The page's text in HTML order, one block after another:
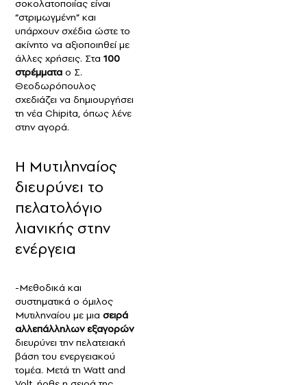
σοκολατοποιίας είναι
“στριμωγμένη” και
υπάρχουν σχέδια ώστε το
ακίνητο να αξιοποιηθεί με
άλλες χρήσεις. Στα 100
στρέμματα ο Σ.
Θεοδωρόπουλος
σχεδιάζει να δημιουργήσει
τη νέα Chipita, όπως λένε
στην αγορά.
Η Μυτιληναίος
διευρύνει το
πελατολόγιο
λιανικής στην
ενέργεια
-Μεθοδικά και
συστηματικά ο όμιλος
Μυτιληναίου με μια σειρά
αλλεπάλληλων εξαγορών
διευρύνει την πελατειακή
βάση του ενεργειακού
τομέα. Μετά τη Watt and